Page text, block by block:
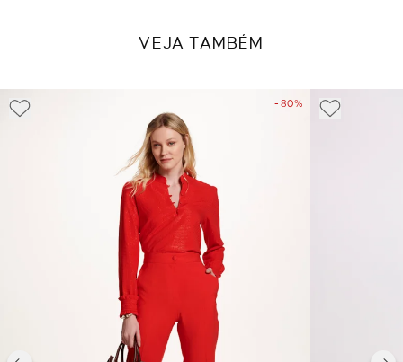
VEJA TAMBÉM
- 80%